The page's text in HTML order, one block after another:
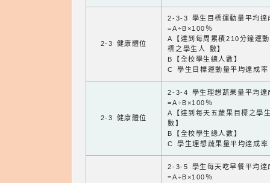
2-3 健康體位
2-3-3 學生目標運動量平均達
=A÷B×100％
A【達到每周累積210分鐘運
標之學生人 數】
B【全校學生總人數】
C 學生目標運動量平均達成率
2-3 健康體位
2-3-4 學生理想蔬果量平均達
=A÷B×100％
A【達到每天五蔬果目標之學
數】
B【全校學生總人數】
C 學生理想蔬果量平均達成率
2-3-5 學生每天吃早餐平均達
=A÷B×100％